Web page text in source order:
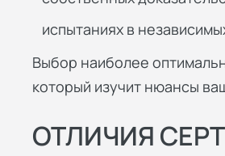
испытаниях в
Выбор наиболее
который изучит нюансы
ОТЛИЧИЯ